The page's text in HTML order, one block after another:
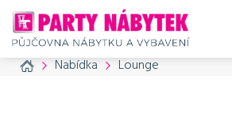
Home Nabídka Lounge